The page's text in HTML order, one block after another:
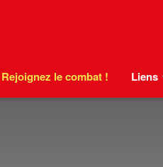
le combat ! Liens